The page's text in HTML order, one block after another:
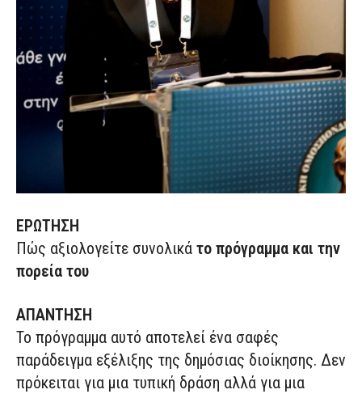
ΕΡΩΤΗΣΗ
Πώς αξιολογείτε συνολικά το πρόγραμμα και την
πορεία του
ΑΠΑΝΤΗΣΗ
Το πρόγραμμα αυτό αποτελεί ένα σαφές
παράδειγμα εξέλιξης της δημόσιας διοίκησης. Δεν
πρόκειται για μια τυπική δράση αλλά για μια